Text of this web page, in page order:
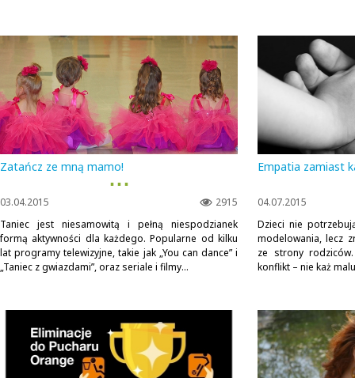
Zatańcz ze mną mamo!
▪ ▪ ▪
2915
03.04.2015
Taniec jest niesamowitą i pełną niespodzianek
formą aktywności dla każdego. Popularne od kilku
lat programy telewizyjne, takie jak „You can dance” i
„Taniec z gwiazdami”, oraz seriale i filmy...
Empatia zamiast
04.07.2015
Dzieci nie
modelowania, lecz
ze strony
konflikt – nie każ